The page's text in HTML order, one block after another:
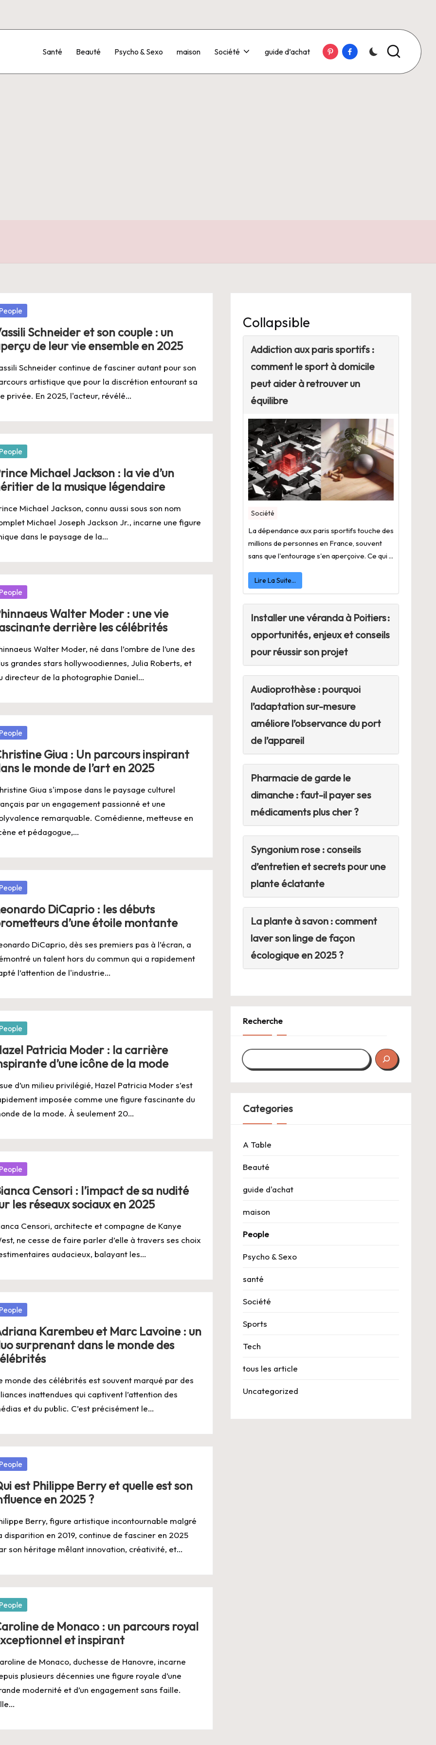
Santé Beauté Psycho & Sexo maison Société guide d’achat PinterestFacebook
Schneider et son couple : un
de leur vie ensemble en 2025
Schneider continue de fasciner autant pour son
artistique que pour la discrétion entourant sa
privée. En 2025, l'acteur, révélé…
Michael Jackson : la vie d’un
de la musique légendaire
Michael Jackson, connu aussi sous son nom
Michael Joseph Jackson Jr., incarne une figure
dans le paysage de la…
Walter Moder : une vie
derrière les célébrités
Walter Moder, né dans l’ombre de l’une des
grandes stars hollywoodiennes, Julia Roberts, et
directeur de la photographie Daniel…
Giua : Un parcours inspirant
le monde de l’art en 2025
Giua s'impose dans le paysage culturel
par un engagement passionné et une
remarquable. Comédienne, metteuse en
et pédagogue,…
DiCaprio : les débuts
d’une étoile montante
DiCaprio, dès ses premiers pas à l’écran, a
un talent hors du commun qui a rapidement
l’attention de l'industrie…
Patricia Moder : la carrière
d’une icône de la mode
d’un milieu privilégié, Hazel Patricia Moder s’est
imposée comme une figure fascinante du
de la mode. À seulement 20…
Censori : l’impact de sa nudité
les réseaux sociaux en 2025
Censori, architecte et compagne de Kanye
ne cesse de faire parler d’elle à travers ses choix
audacieux, balayant les…
Karembeu et Marc Lavoine : un
surprenant dans le monde des
monde des célébrités est souvent marqué par des
inattendues qui captivent l’attention des
et du public. C’est précisément le…
est Philippe Berry et quelle est son
en 2025 ?
Berry, figure artistique incontournable malgré
disparition en 2019, continue de fasciner en 2025
son héritage mêlant innovation, créativité, et…
de Monaco : un parcours royal
et inspirant
de Monaco, duchesse de Hanovre, incarne
plusieurs décennies une figure royale d’une
modernité et d’un engagement sans faille.
Collapsible
Addiction aux paris sportifs :
comment le sport à domicile
peut aider à retrouver un
équilibre
Société
La dépendance aux paris sportifs touche des
millions de personnes en France, souvent
sans que l'entourage s'en aperçoive. Ce qui ...
Lire La Suite…
Installer une véranda à Poitiers :
opportunités, enjeux et conseils
pour réussir son projet
Audioprothèse : pourquoi
l’adaptation sur-mesure
améliore l’observance du port
de l’appareil
Pharmacie de garde le
dimanche : faut-il payer ses
médicaments plus cher ?
Syngonium rose : conseils
d’entretien et secrets pour une
plante éclatante
La plante à savon : comment
laver son linge de façon
écologique en 2025 ?
Recherche
Categories
A Table
Beauté
guide d'achat
maison
People
Psycho & Sexo
santé
Société
Sports
Tech
tous les article
Uncategorized